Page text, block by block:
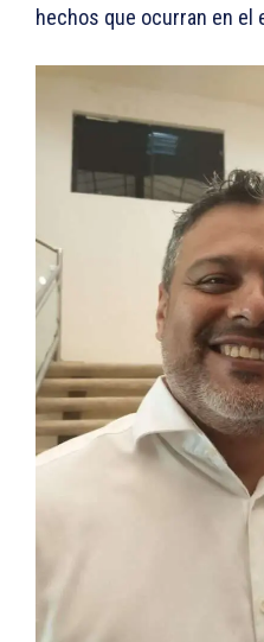
hechos que ocurran en el